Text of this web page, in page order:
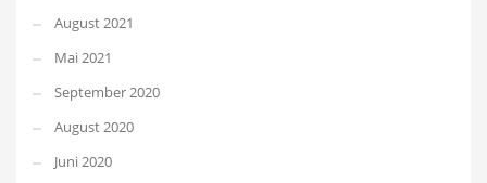
August 2021
Mai 2021
September 2020
August 2020
Juni 2020